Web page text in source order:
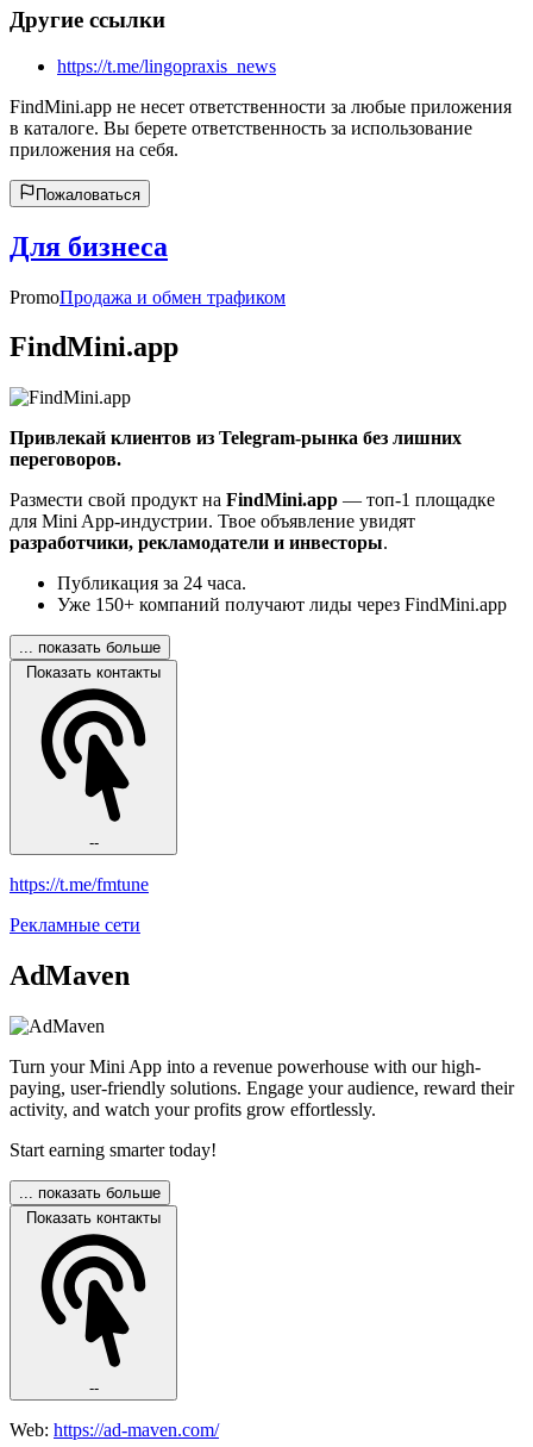
Другие ссылки
https://t.me/lingopraxis_news
FindMini.app не несет ответственности за любые приложения
в каталоге. Вы берете ответственность за использование
приложения на себя.
Пожаловаться
Для бизнеса
PromoПродажа и обмен трафиком
FindMini.app
Привлекай клиентов из Telegram-рынка без лишних
переговоров.
Размести свой продукт на FindMini.app — топ-1 площадке
для Mini App-индустрии. Твое объявление увидят
разработчики, рекламодатели и инвесторы.
Публикация за 24 часа.
Уже 150+ компаний получают лиды через FindMini.app
... показать больше
Показать контакты
--
https://t.me/fmtune
Рекламные сети
AdMaven
Turn your Mini App into a revenue powerhouse with our high-
paying, user-friendly solutions. Engage your audience, reward their
activity, and watch your profits grow effortlessly.
Start earning smarter today!
... показать больше
Показать контакты
--
Web: https://ad-maven.com/